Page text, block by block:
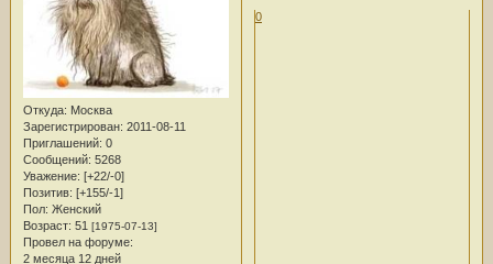
Откуда: Москва
Зарегистрирован: 2011-08-11
Приглашений: 0
Сообщений: 5268
Уважение: [+22/-0]
Позитив: [+155/-1]
Пол: Женский
Возраст: 51 [1975-07-13]
Провел на форуме:
2 месяца 12 дней
0